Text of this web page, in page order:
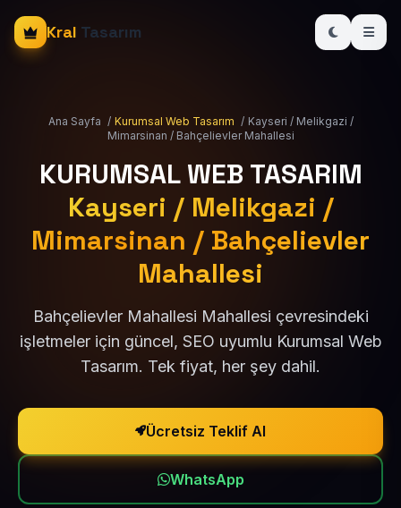
Kral Tasarım
Ana Sayfa / Kurumsal Web Tasarım / Kayseri / Melikgazi /
Mimarsinan / Bahçelievler Mahallesi
KURUMSAL WEB TASARIM
Kayseri / Melikgazi /
Mimarsinan / Bahçelievler
Mahallesi
Bahçelievler Mahallesi Mahallesi çevresindeki
işletmeler için güncel, SEO uyumlu Kurumsal Web
Tasarım. Tek fiyat, her şey dahil.
Ücretsiz Teklif Al
WhatsApp